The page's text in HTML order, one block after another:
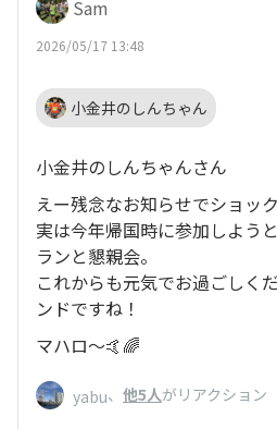
Sam
2026/05/17 13:48
小金井のしんちゃん
小金井のしんちゃんさん
えー残念なお知らせでショック
実は今年帰国時に参加しよう
ランと懇親会。
これからも元気でお過ごしく
ンドですね！
マハロ〜🤙🌈
yabu、 他5人がリアクション